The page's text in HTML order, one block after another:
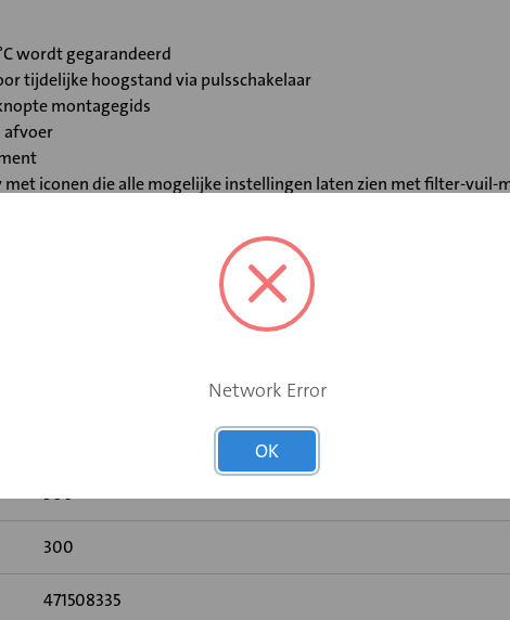
wordt gegarandeerd
tijdelijke hoogstand via pulsschakelaar
montagegids
afvoer
iconen die alle mogelijke instellingen laten zien met filter-vuil-
en afvoer
is als optie beschikbaar
300
300
471508335
Network Error
OK